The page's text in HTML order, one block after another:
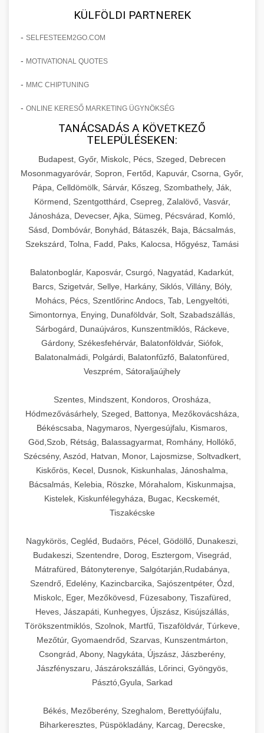
KÜLFÖLDI PARTNEREK
- SELFESTEEM2GO.COM
- MOTIVATIONAL QUOTES
- MMC CHIPTUNING
- ONLINE KERESŐ MARKETING ÜGYNÖKSÉG
TANÁCSADÁS A KÖVETKEZŐ
TELEPÜLÉSEKEN:
Budapest, Győr, Miskolc, Pécs, Szeged, Debrecen
Mosonmagyaróvár, Sopron, Fertőd, Kapuvár, Csorna, Győr,
Pápa, Celldömölk, Sárvár, Kőszeg, Szombathely, Ják,
Körmend, Szentgotthárd, Csepreg, Zalalövő, Vasvár,
Jánosháza, Devecser, Ajka, Sümeg, Pécsvárad, Komló,
Sásd, Dombóvár, Bonyhád, Bátaszék, Baja, Bácsalmás,
Szekszárd, Tolna, Fadd, Paks, Kalocsa, Hőgyész, Tamási
Balatonboglár, Kaposvár, Csurgó, Nagyatád, Kadarkút,
Barcs, Szigetvár, Sellye, Harkány, Siklós, Villány, Bóly,
Mohács, Pécs, Szentlőrinc Andocs, Tab, Lengyeltóti,
Simontornya, Enying, Dunaföldvár, Solt, Szabadszállás,
Sárbogárd, Dunaújváros, Kunszentmiklós, Ráckeve,
Gárdony, Székesfehérvár, Balatonföldvár, Siófok,
Balatonalmádi, Polgárdi, Balatonfűzfő, Balatonfüred,
Veszprém, Sátoraljaújhely
Szentes, Mindszent, Kondoros, Orosháza,
Hódmezővásárhely, Szeged, Battonya, Mezőkovácsháza,
Békéscsaba, Nagymaros, Nyergesújfalu, Kismaros,
Göd,Szob, Rétság, Balassagyarmat, Romhány, Hollókő,
Szécsény, Aszód, Hatvan, Monor, Lajosmizse, Soltvadkert,
Kiskőrös, Kecel, Dusnok, Kiskunhalas, Jánoshalma,
Bácsalmás, Kelebia, Röszke, Mórahalom, Kiskunmajsa,
Kistelek, Kiskunfélegyháza, Bugac, Kecskemét,
Tiszakécske
Nagykörös, Cegléd, Budaörs, Pécel, Gödöllő, Dunakeszi,
Budakeszi, Szentendre, Dorog, Esztergom, Visegrád,
Mátrafüred, Bátonyterenye, Salgótarján,Rudabánya,
Szendrő, Edelény, Kazincbarcika, Sajószentpéter, Ózd,
Miskolc, Eger, Mezőkövesd, Füzesabony, Tiszafüred,
Heves, Jászapáti, Kunhegyes, Újszász, Kisújszállás,
Törökszentmiklós, Szolnok, Martfű, Tiszaföldvár, Túrkeve,
Mezőtúr, Gyomaendrőd, Szarvas, Kunszentmárton,
Csongrád, Abony, Nagykáta, Újszász, Jászberény,
Jászfényszaru, Jászárokszállás, Lőrinci, Gyöngyös,
Pásztó,Gyula, Sarkad
Békés, Mezőberény, Szeghalom, Berettyóújfalu,
Biharkeresztes, Püspökladány, Karcag, Derecske,